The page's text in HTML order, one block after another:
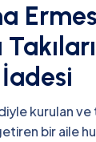
kurulan ve
bir aile